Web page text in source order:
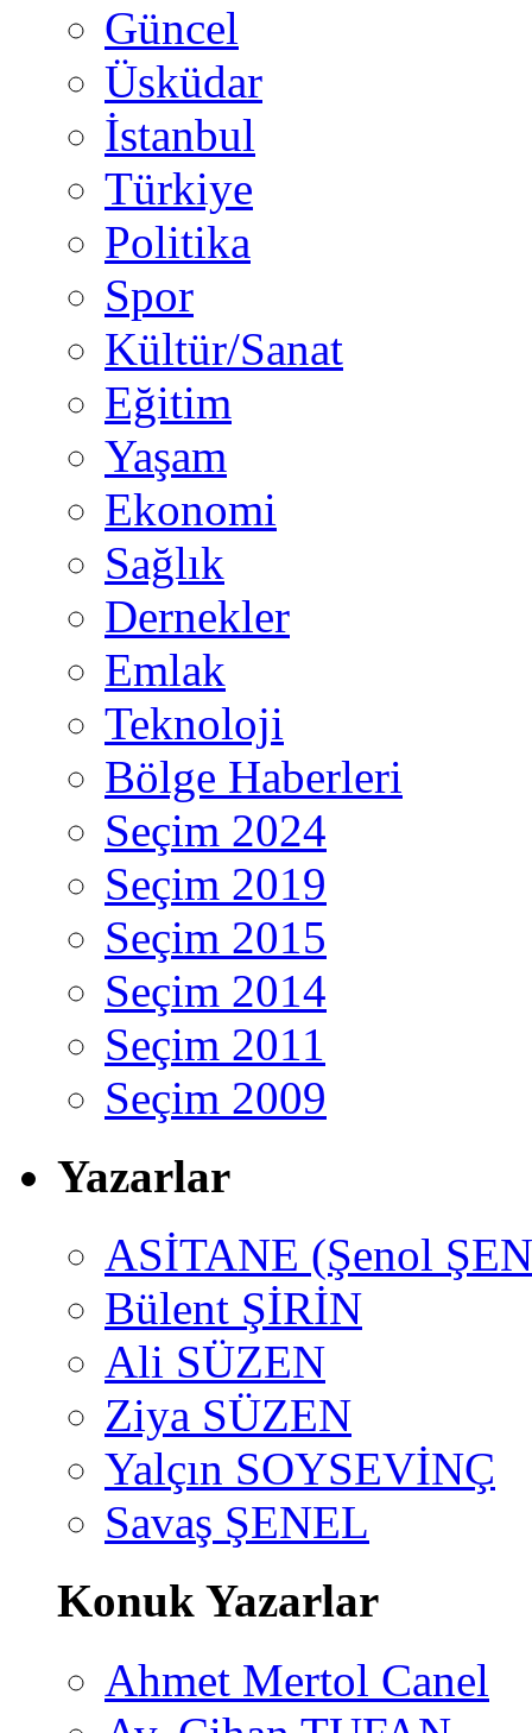
Güncel
Üsküdar
İstanbul
Türkiye
Politika
Spor
Kültür/Sanat
Eğitim
Yaşam
Ekonomi
Sağlık
Dernekler
Emlak
Teknoloji
Bölge Haberleri
Seçim 2024
Seçim 2019
Seçim 2015
Seçim 2014
Seçim 2011
Seçim 2009
Yazarlar
ASİTANE (Şenol
Bülent ŞİRİN
Ali SÜZEN
Ziya SÜZEN
Yalçın SOYSEVİNÇ
Savaş ŞENEL
Konuk Yazarlar
Ahmet Mertol Canel